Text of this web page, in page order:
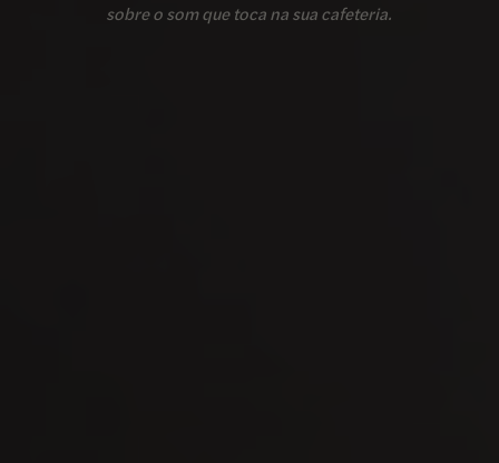
sobre o som que toca na sua cafeteria.